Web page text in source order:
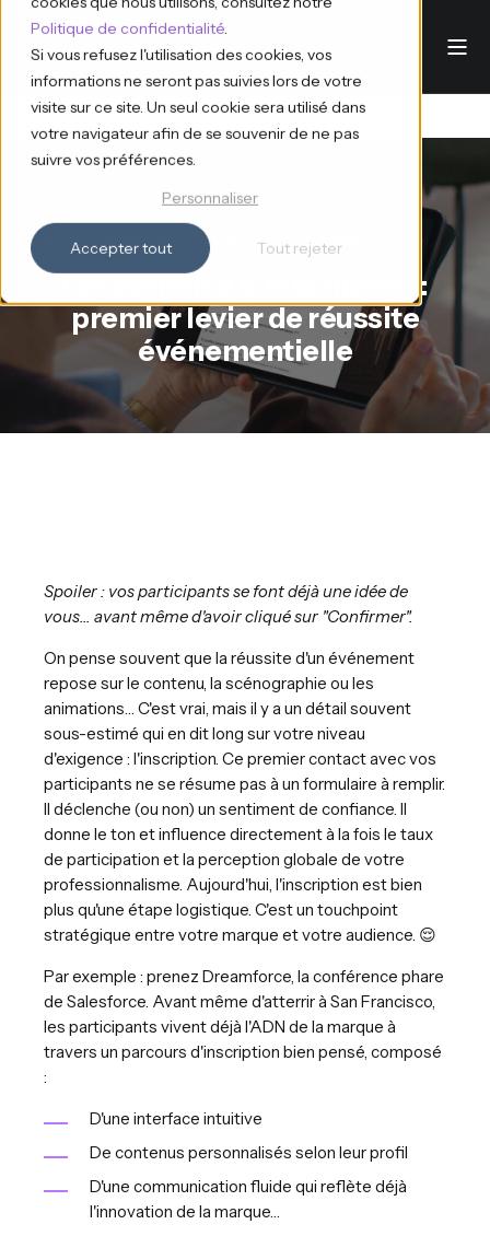
Politique de confidentialité.
Si vous refusez l'utilisation des cookies, vos
informations ne seront pas suivies lors de votre
visite sur ce site. Un seul cookie sera utilisé dans
votre navigateur afin de se souvenir de ne pas
suivre vos préférences.
Personnaliser
Accepter tout Tout rejeter
Ana d'Eventdrive 19.6.2025 7 min read
L'expérience d’inscription :
premier levier de réussite
événementielle
Spoiler : vos participants se font déjà une idée de
vous… avant même d'avoir cliqué sur "Confirmer".
On pense souvent que la réussite d'un événement
repose sur le contenu, la scénographie ou les
animations… C'est vrai, mais il y a un détail souvent
sous-estimé qui en dit long sur votre niveau
d'exigence : l'inscription. Ce premier contact avec vos
participants ne se résume pas à un formulaire à remplir.
Il déclenche (ou non) un sentiment de confiance. Il
donne le ton et influence directement à la fois le taux
de participation et la perception globale de votre
professionnalisme. Aujourd'hui, l'inscription est bien
plus qu'une étape logistique. C'est un touchpoint
stratégique entre votre marque et votre audience. 😌
Par exemple : prenez Dreamforce, la conférence phare
de Salesforce. Avant même d'atterrir à San Francisco,
les participants vivent déjà l'ADN de la marque à
travers un parcours d'inscription bien pensé, composé
:
D'une interface intuitive
De contenus personnalisés selon leur profil
D'une communication fluide qui reflète déjà
l'innovation de la marque…